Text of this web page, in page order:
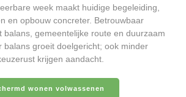
week maakt huidige begeleiding,
en opbouw concreter. Betrouwbaar
balans, gemeentelijke route en duurzaam
balans groeit doelgericht; ook minder
krijgen aandacht.
wonen volwassenen